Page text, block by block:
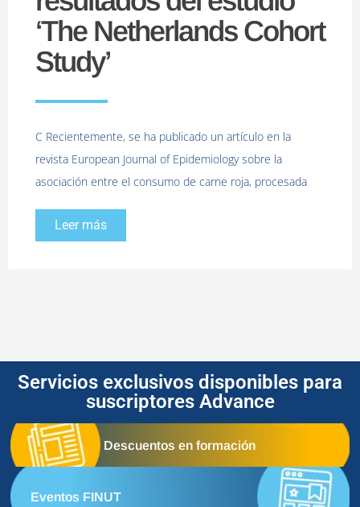
‘The Netherlands Cohort
Study ’
C Recientemente, se ha publicado un artículo en la
revista European Journal of Epidemiology sobre la
asociación entre el consumo de carne roja, procesada
Leer más
Servicios exclusivos disponibles para
suscriptores Advance
Descuentos en formación
Eventos FINUT